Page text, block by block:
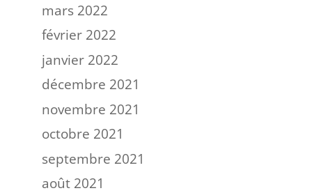
mars 2022
février 2022
janvier 2022
décembre 2021
novembre 2021
octobre 2021
septembre 2021
août 2021